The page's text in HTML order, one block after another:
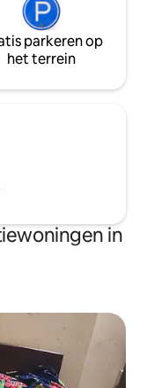
parkeren op
het terrein
in